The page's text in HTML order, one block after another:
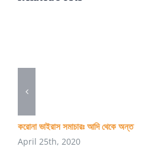
করোনা ভাইরাস সমাচারঃ আদি থেকে অন্ত
April 25th, 2020